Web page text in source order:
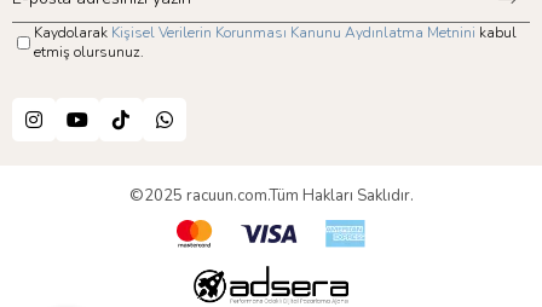
Kaydolarak Kişisel Verilerin Korunması Kanunu Aydınlatma Metnini kabul
etmiş olursunuz.
©2025 racuun.com.Tüm Hakları Saklıdır.